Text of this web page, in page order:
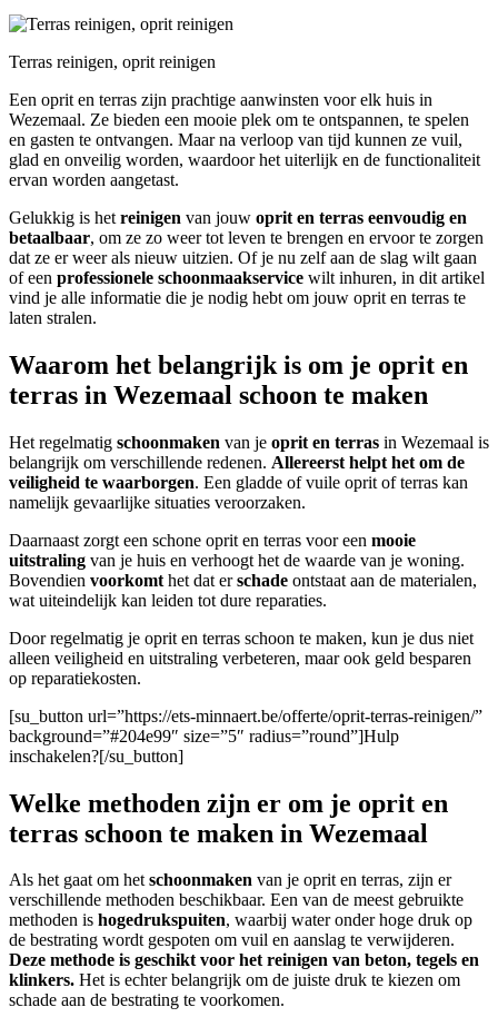
Terras reinigen, oprit reinigen
Een oprit en terras zijn prachtige aanwinsten voor elk huis in
Wezemaal. Ze bieden een mooie plek om te ontspannen, te spelen
en gasten te ontvangen. Maar na verloop van tijd kunnen ze vuil,
glad en onveilig worden, waardoor het uiterlijk en de functionaliteit
ervan worden aangetast.
Gelukkig is het reinigen van jouw oprit en terras eenvoudig en
betaalbaar, om ze zo weer tot leven te brengen en ervoor te zorgen
dat ze er weer als nieuw uitzien. Of je nu zelf aan de slag wilt gaan
of een professionele schoonmaakservice wilt inhuren, in dit artikel
vind je alle informatie die je nodig hebt om jouw oprit en terras te
laten stralen.
Waarom het belangrijk is om je oprit en
terras in Wezemaal schoon te maken
Het regelmatig schoonmaken van je oprit en terras in Wezemaal is
belangrijk om verschillende redenen. Allereerst helpt het om de
veiligheid te waarborgen. Een gladde of vuile oprit of terras kan
namelijk gevaarlijke situaties veroorzaken.
Daarnaast zorgt een schone oprit en terras voor een mooie
uitstraling van je huis en verhoogt het de waarde van je woning.
Bovendien voorkomt het dat erschade ontstaat aan de materialen,
wat uiteindelijk kan leiden tot dure reparaties.
Door regelmatig je oprit en terras schoon te maken, kun je dus niet
alleen veiligheid en uitstraling verbeteren, maar ook geld besparen
op reparatiekosten.
[su_button url=”https://ets-minnaert.be/offerte/oprit-terras-reinigen/”
background=”#204e99″ size=”5″ radius=”round”]Hulp
inschakelen?[/su_button]
Welke methoden zijn er om je oprit en
terras schoon te maken in Wezemaal
Als het gaat om hetschoonmaken van je oprit en terras, zijn er
verschillende methoden beschikbaar. Een van de meest gebruikte
methoden is hogedrukspuiten, waarbij water onder hoge druk op
de bestrating wordt gespoten om vuil en aanslag te verwijderen.
Deze methode is geschikt voor het reinigen van beton, tegels en
klinkers. Het is echter belangrijk om de juiste druk te kiezen om
schade aan de bestrating te voorkomen.